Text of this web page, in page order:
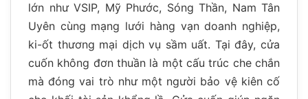
lớn như VSIP, Mỹ Phước, Sóng Thần, Nam Tân
Uyên cùng mạng lưới hàng vạn doanh nghiệp,
ki-ốt thương mại dịch vụ sầm uất. Tại đây, cửa
cuốn không đơn thuần là một cấu trúc che chắn
mà đóng vai trò như một người bảo vệ kiên cố